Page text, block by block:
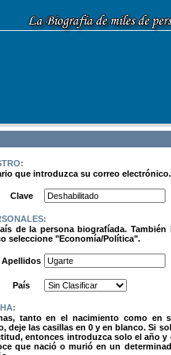
que introduzca su correo electrónico.
Clave
de la persona biografíada. También
seleccione "Economía/Política".
Apellidos
País
tanto en el nacimiento como en
deje las casillas en 0 y en blanco. Si
entonces introduzca solo el año y
que nació o murió en un